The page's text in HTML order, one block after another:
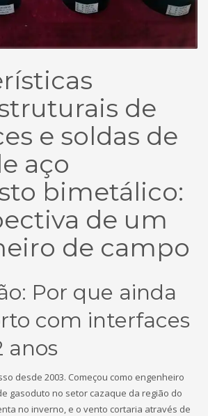
de
e soldas de
aço
bimetálico:
de um
de campo
Por que ainda
com interfaces
anos
desde 2003. Começou como engenheiro
gasoduto no setor cazaque da região do
no inverno, e o vento cortaria através de